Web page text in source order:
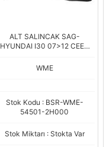
ALT SALINCAK SAG-
HYUNDAI I30 07>12 CEED
2H000
WME
Stok Kodu : BSR-WME-
54501-2H000
Stok Miktarı : Stokta Var